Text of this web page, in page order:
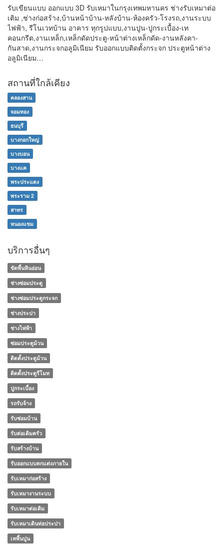
รับเขียนแบบ ออกแบบ 3D รับเหมาในกรุงเทพมหานคร ช่างรับเหมาต่อ
เติม ,ช่างก่อสร้าง,บ้านหน้าบ้าน-หลังบ้าน-ห้องครัว-โรงรถ,งานระบบ
ไฟฟ้า, รีโนเวทบ้าน อาคาร ทุกรูปแบบ,งานปูน-ปูกระเบื้อง-เท
คอนกรีต,งานเหล็ก,เหล็กดัดประตู-หน้าต่างเหล็กดัด-งานหลังคา-
กันสาด,งานกระจกอลูมิเนียม รับออกแบบติดตั้งกระจก ประตูหน้าต่าง
อลูมิเนียม…
สถานที่ใกล้เคียง
คลองสาน
จอมทอง
ธนบุรี
บางกอกใหญ่
บางบอน
บางแค
พระประแดง
พระราม 2
สาทร
หนองแขม
บริการอื่นๆ
ขัดพื้นหินอ่อน
ช่างซ่อมประตู
ช่างซ่อมประตูกระจก
ช่างประปา
ช่างไฟฟ้า
ซ่อมประตูม้วน
ติดตั้งประตูม้วน
ติดตั้งประตูรีโมท
ปูกระเบื้อง
รถรับจ้าง
รับซ่อมบ้าน
รับต่อเติมครัว
รับสร้างบ้าน
รับออกแบบตกแต่งภายใน
รับเหมาก่อสร้าง
รับเหมางานระบบ
รับเหมาต่อเติม
รับเหมาเดินท่อประปา
เทพื้นปูน